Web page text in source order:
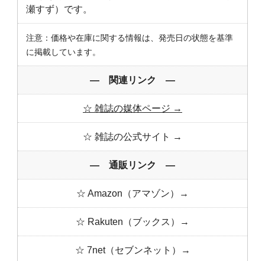
瀬すず）です。
注意：価格や在庫に関する情報は、発売日の状態を基準
に掲載しています。
― 関連リンク ―
☆ 雑誌の媒体ページ →
☆ 雑誌の公式サイト →
― 通販リンク ―
☆ Amazon（アマゾン）→
☆ Rakuten（ブックス）→
☆ 7net（セブンネット）→